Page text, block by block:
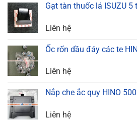
Gạt tàn thuốc lá ISUZU 5
Liên hệ
Ốc rốn dầu đáy các te
Liên hệ
Nắp che ắc quy HINO
Liên hệ